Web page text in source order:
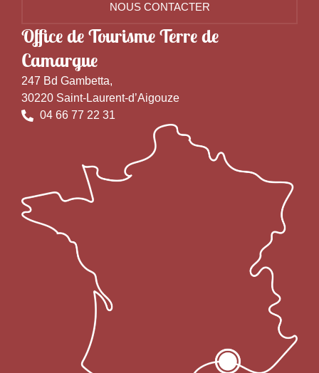
NOUS CONTACTER
Office de Tourisme Terre de
Camargue
247 Bd Gambetta,
30220 Saint-Laurent-d’Aigouze
04 66 77 22 31